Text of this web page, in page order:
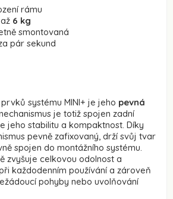
rámu
6 kg
smontovaná
pár sekund
systému MINI+ je jeho pevná
je totiž spojen zadní
jeho stabilitu a kompaktnost. Díky
pevně zafixovaný, drží svůj tvar
spojen do montážního systému.
zvyšuje celkovou odolnost a
každodenním používání a zároveň
pohyby nebo uvolňování